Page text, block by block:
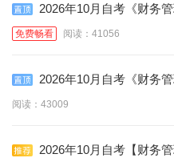
2026年10月自考《财务
免费畅看 阅读：41056
2026年10月自考《财务
阅读：43009
2026年10月自考【财务